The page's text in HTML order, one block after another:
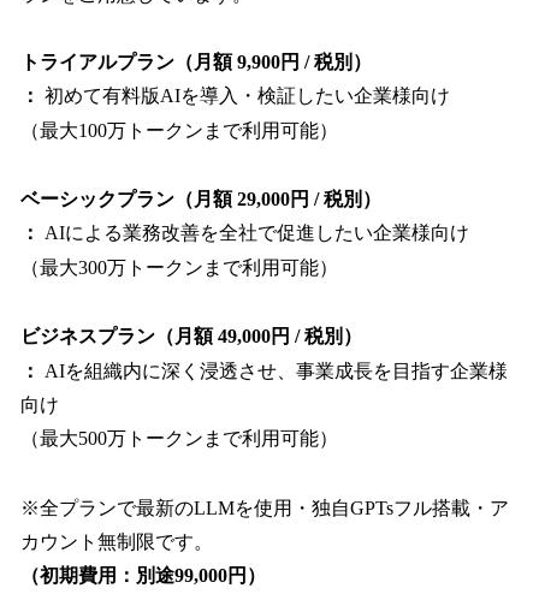
トライアルプラン（月額 9,900円 / 税別）
： 初めて有料版AIを導入・検証したい企業様向け
（最大100万トークンまで利用可能）
ベーシックプラン（月額 29,000円 / 税別）
：
AIによる業務改善を全社で促進したい企業様向け
（最大300万トークンまで利用可能）
ビジネスプラン（月額 49,000円 / 税別）
：
AIを組織内に深く浸透させ、事業成長を目指す企業様
向け
（最大500万トークンまで利用可能）
※全プランで最新のLLMを使用・独自GPTsフル搭載・ア
カウント無制限です。
（初期費用：別途99,000円）